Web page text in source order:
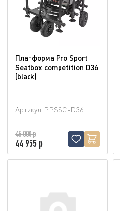
Платформа Pro Sport
Seatbox competition D36
(blaсk)
Артикул PPSSC-D36
45 000 р
44 955 р